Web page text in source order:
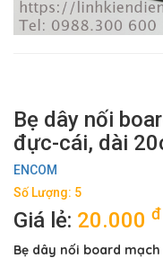
Bẹ dây nối
đực-cái, dài
ENCOM
Số Lượng: 5
Giá lẻ: 20.000 đ
Bẹ dây nối board